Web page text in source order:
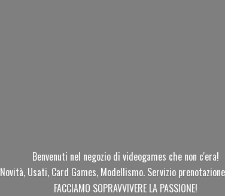
Benvenuti nel negozio di videogames che non c'era!
Novità, Usati, Card Games, Modellismo. Servizio
FACCIAMO SOPRAVVIVERE LA PASSIONE!